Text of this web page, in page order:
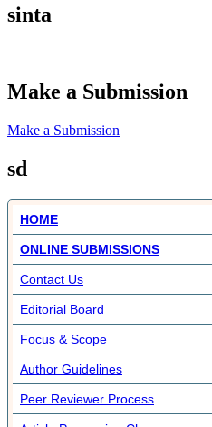
sinta
Make a Submission
Make a Submission
sd
HOME
ONLINE SUBMISSIONS
Contact Us
Editorial Board
Focus & Scope
Author Guidelines
Peer Reviewer Process